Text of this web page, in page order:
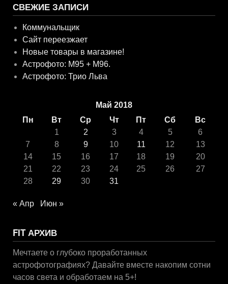
СВЕЖИЕ ЗАПИСИ
Коммунальщик
Сайт переезжает
Новые товары в магазине!
Астрофото: M95 + M96.
Астрофото: Трио Льва
Май 2018
Пн
Вт Ср Чт Пт Сб
Вс
1
2 3 4 5
6
7
8 9 10 11 12
13
14
15 16 17 18 19
20
21
22 23 24 25 26
27
28
29 30 31
« Апр Июн »
FIT АРХИВ
Мечтаете о глубоко проработанных
астрофотографиях? Давайте вместе накопим сотни
часов света и обработаем на 5+!